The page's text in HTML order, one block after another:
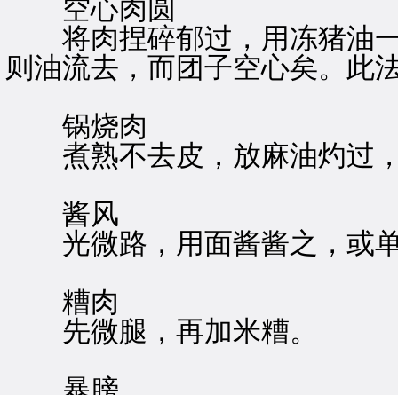
空心肉圆
将肉捏碎郁过，用冻猪油一
则油流去，而团子空心矣。此
锅烧肉
煮熟不去皮，放麻油灼过，
酱风
光微路，用面酱酱之，或单
糟肉
先微腿，再加米糟。